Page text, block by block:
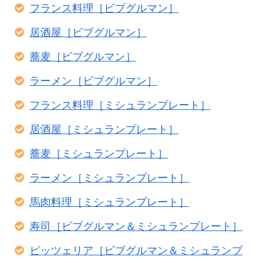
フランス料理［ビブグルマン］
居酒屋［ビブグルマン］
蕎麦［ビブグルマン］
ラーメン［ビブグルマン］
フランス料理［ミシュランプレート］
居酒屋［ミシュランプレート］
蕎麦［ミシュランプレート］
ラーメン［ミシュランプレート］
馬肉料理［ミシュランプレート］
寿司［ビブグルマン＆ミシュランプレート］
ピッツェリア［ビブグルマン＆ミシュランプ